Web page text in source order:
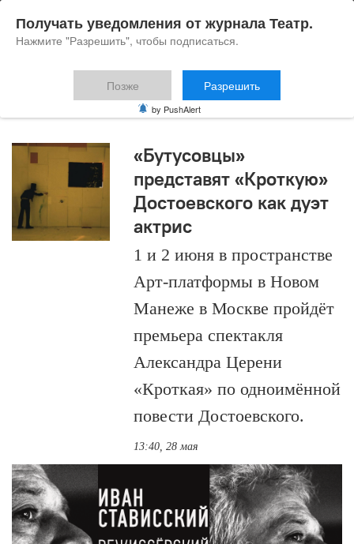
Ксения Галибина
«Бутусовцы»
представят «Кроткую»
Достоевского как дуэт
актрис
1 и 2 июня в пространстве
Арт-платформы в Новом
Манеже в Москве пройдёт
премьера спектакля
Александра Церени
«Кроткая» по одноимённой
повести Достоевского.
13:40, 28 мая
Получать уведомления от журнала Театр.
Нажмите "Разрешить", чтобы подписаться.
Позже Разрешить
by PushAlert